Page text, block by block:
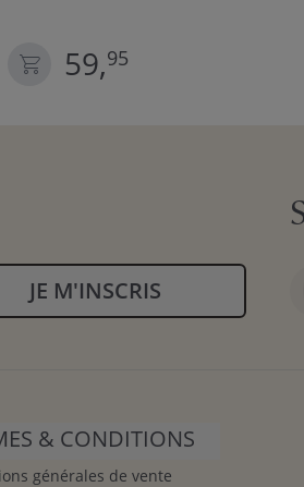
59,95
JE M'INSCRIS
& CONDITIONS
générales de vente